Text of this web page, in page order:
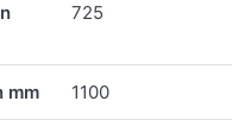
725
mm 1100